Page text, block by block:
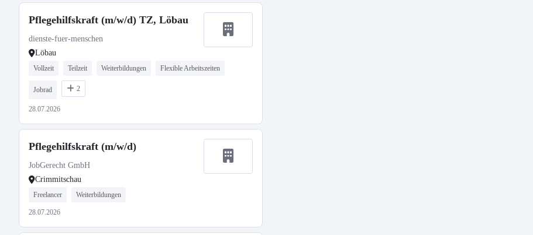
Pflegehilfskraft (m/w/d) TZ, Löbau
dienste-fuer-menschen
Löbau
Vollzeit Teilzeit Weiterbildungen Flexible Arbeitszeiten
Jobrad 2
28.07.2026
Pflegehilfskraft (m/w/d)
JobGerecht GmbH
Crimmitschau
Freelancer Weiterbildungen
28.07.2026